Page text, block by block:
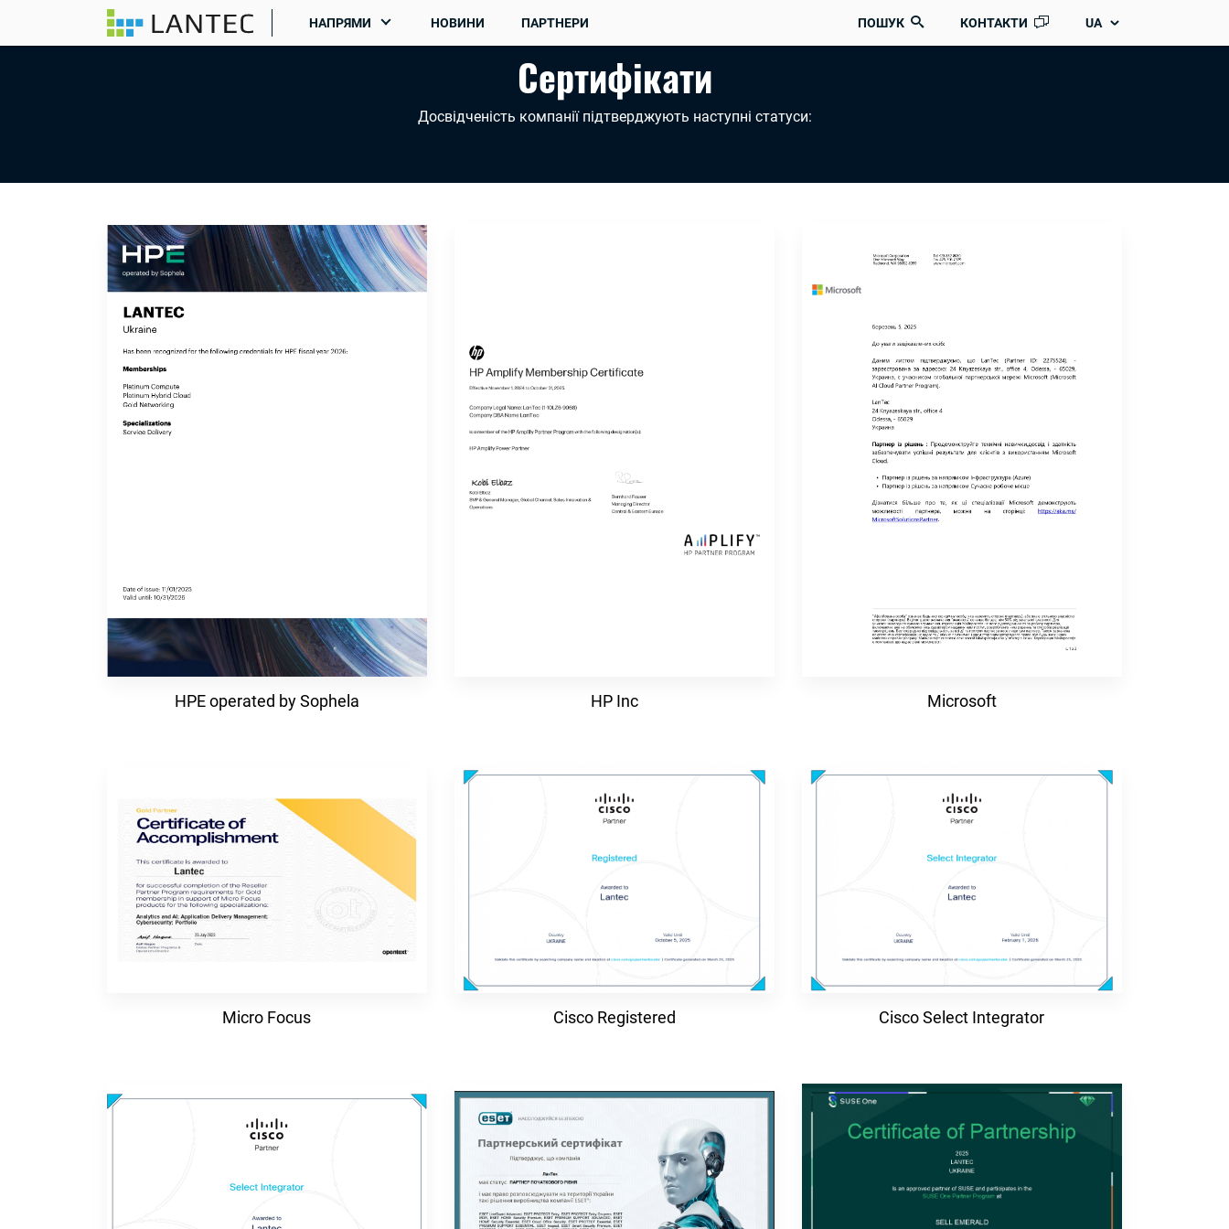
НАПРЯМИ НОВИНИ ПАРТНЕРИ ПОШУК КОНТАКТИ UA
Сертифікати
Досвідченість компанії підтверджують наступні статуси:
HPE operated by Sophela HP Inc Microsoft
Micro Focus Cisco Registered Cisco Select Integrator